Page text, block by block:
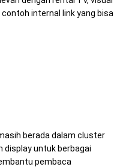
internal link yang bisa
berada dalam cluster
display untuk berbagai
pembaca